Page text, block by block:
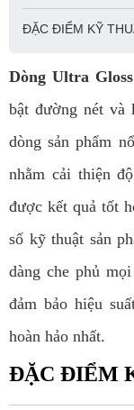
ĐẶC ĐIỂM KỸ
Dòng Ultra Gloss
bật đường nét và
dòng sản phẩm
nhằm cải thiện
được kết quả tốt
số kỹ thuật sản
dàng che phủ
đảm bảo hiệu
hoàn hảo nhất.
ĐẶC ĐIỂM